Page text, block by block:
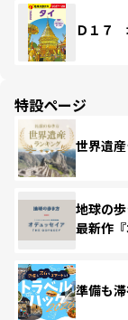
Ｄ１７
特設ページ
世界遺
地球の
最新作『
準備も